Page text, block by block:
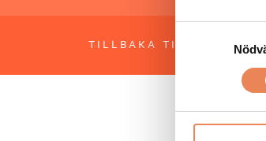
TILLBAKA TILL TOPPEN